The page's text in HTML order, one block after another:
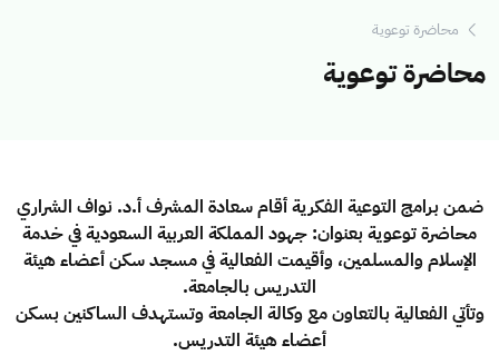
محاضرة توعوية
محاضرة توعوية
ضمن برامج التوعية الفكرية أقام سعادة المشرف أ.د. نواف الشراري
محاضرة توعوية بعنوان: جهود المملكة العربية السعودية في خدمة
الإسلام والمسلمين، وأقيمت الفعالية في مسجد سكن أعضاء هيئة
التدريس بالجامعة.
وتأتي الفعالية بالتعاون مع وكالة الجامعة وتستهدف الساكنين بسكن
أعضاء هيئة التدريس.